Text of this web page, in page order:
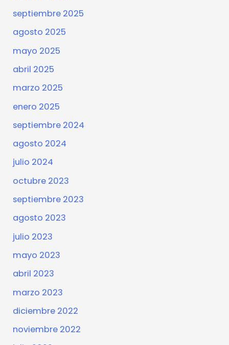
septiembre 2025
agosto 2025
mayo 2025
abril 2025
marzo 2025
enero 2025
septiembre 2024
agosto 2024
julio 2024
octubre 2023
septiembre 2023
agosto 2023
julio 2023
mayo 2023
abril 2023
marzo 2023
diciembre 2022
noviembre 2022